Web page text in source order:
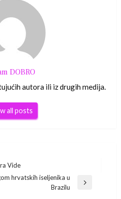
DOBRO
autora ili iz drugih medija.
all posts
Vide
hrvatskih iseljenika u
Brazilu